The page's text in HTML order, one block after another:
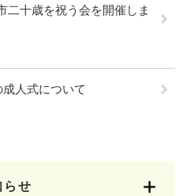
二十歳を祝う会を開催しま
人式について
らせ